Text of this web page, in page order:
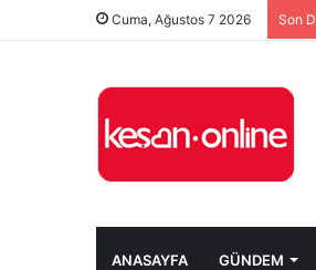
Cuma, Ağustos 7 2026 Son
ANASAYFA GÜNDEM